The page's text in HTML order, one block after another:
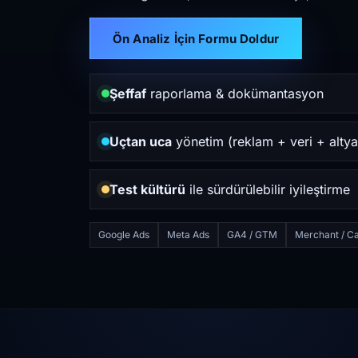
Ön Analiz İçin Formu Doldur
Şeffafraporlama & dokümantasyon
Uçtan uca yönetim (reklam + veri +
Test kültürü ile sürdürülebilir iyileştirme
Google Ads Meta Ads GA4 / GTM Merchant /